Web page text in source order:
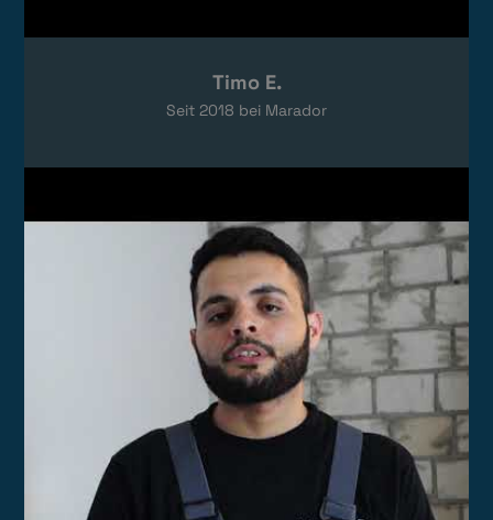
Das Video wird von YouTube eingebettet.
Datenschutzerklärungenvon Google.
Timo E.
Seit 2018 bei Marador